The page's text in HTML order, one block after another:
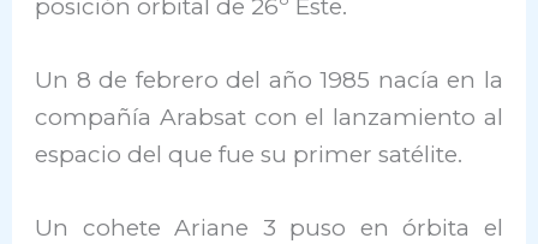
posición orbital de 26º Este.
Un 8 de febrero del año 1985 nacía en la
compañía Arabsat con el lanzamiento al
espacio del que fue su primer satélite.
Un cohete Ariane 3 puso en órbita el